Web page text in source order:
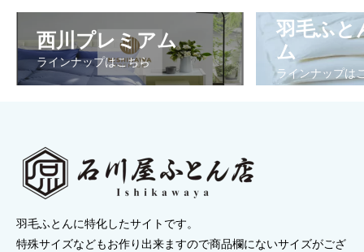
¥146,300
¥109,725
西川プレミアム
ラインナップはこちら
羽毛ふと
ム
ラインナップは
羽毛ふとんに特化したサイトです。
特殊サイズなどもお作り出来ますので商品欄にないサイズがござ